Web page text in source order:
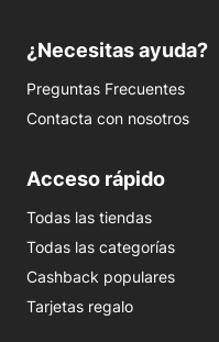
¿Necesitas ayuda?
Preguntas Frecuentes
Contacta con nosotros
Acceso rápido
Todas las tiendas
Todas las categorías
Cashback populares
Tarjetas regalo